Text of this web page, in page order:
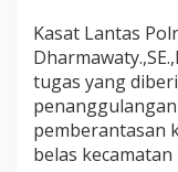
r
a
n
g
A
K
P
D
Kasat Lantas
tugas yang
pemberantasan
belas